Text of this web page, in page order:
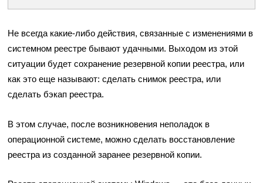
Не всегда какие-либо действия, связанные с изменениями в
системном реестре бывают удачными. Выходом из этой
ситуации будет сохранение резервной копии реестра, или
как это еще называют: сделать снимок реестра, или
сделать бэкап реестра.
В этом случае, после возникновения неполадок в
операционной системе, можно сделать восстановление
реестра из созданной заранее резервной копии.